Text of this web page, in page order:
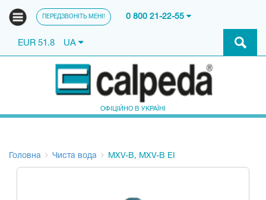
ПЕРЕДЗВОНІТЬ МЕНІ! 0 800 21-22-55
EUR 51.8 UA
ОФІЦІЙНО В УКРАЇНІ
Головна Чиста вода MXV-B, MXV-B EI